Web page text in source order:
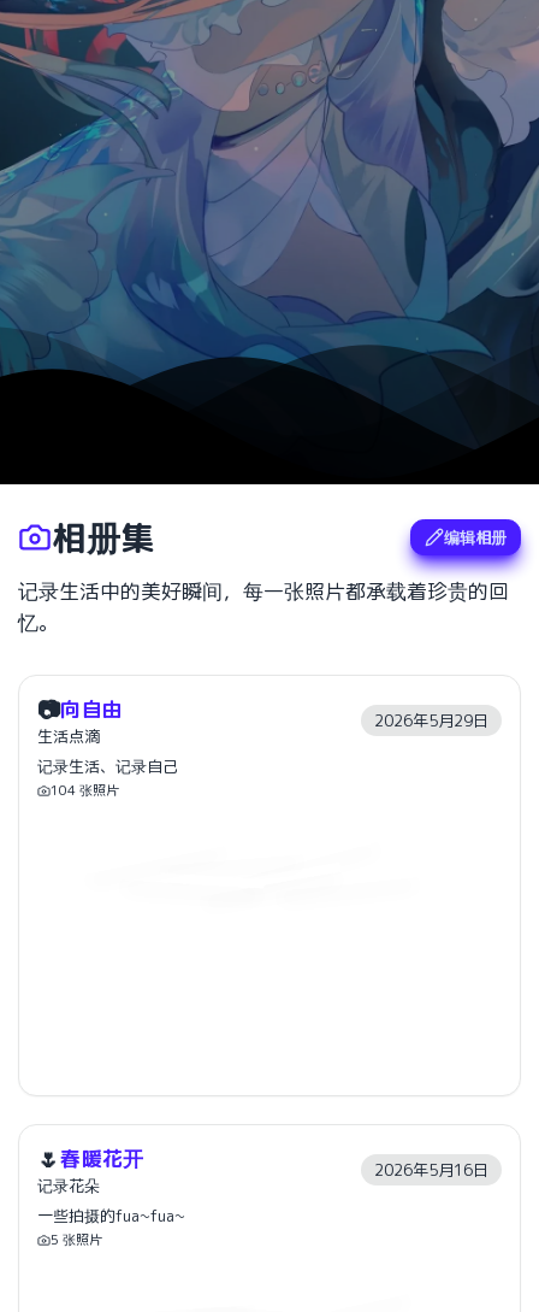
相册集 编辑相册
记录生活中的美好瞬间，每一张照片都承载着珍贵的回
忆。
📷向自由
生活点滴
2026年5月29日
记录生活、记录自己
104张照片
🌷春暖花开
记录花朵
2026年5月16日
一些拍摄的fua~fua~
5 张照片